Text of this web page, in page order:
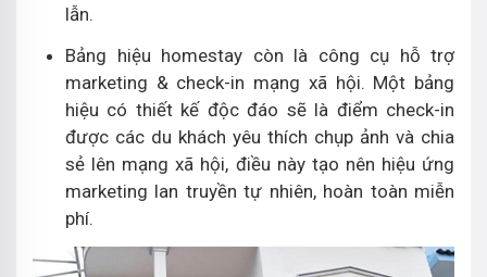
lẫn.
Bảng hiệu homestay còn là công cụ hỗ trợ
marketing & check-in mạng xã hội. Một bảng
hiệu có thiết kế độc đáo sẽ là điểm check-in
được các du khách yêu thích chụp ảnh và chia
sẻ lên mạng xã hội, điều này tạo nên hiệu ứng
marketing lan truyền tự nhiên, hoàn toàn miễn
phí.